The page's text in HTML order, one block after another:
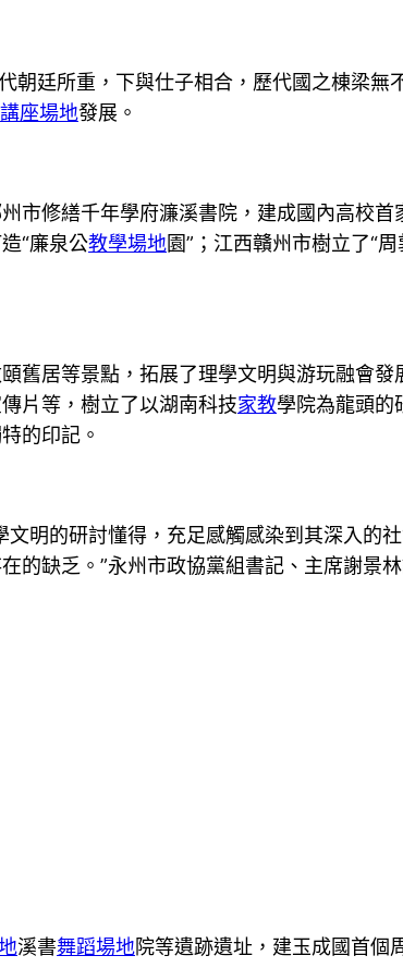
朝廷所重，下與仕子相合，歷代國之棟梁
講座場地發展。
市修繕千年學府濂溪書院，建成國內高校
“廉泉公教學場地園”；江西贛州市樹立了“
舊居等景點，拓展了理學文明與游玩融會
片等，樹立了以湖南科技家教學院為龍頭的
的印記。
明的研討懂得，充足感觸感染到其深入的
的缺乏。”永州市政協黨組書記、主席謝景
溪書舞蹈場地院等遺跡遺址，建玉成國首個